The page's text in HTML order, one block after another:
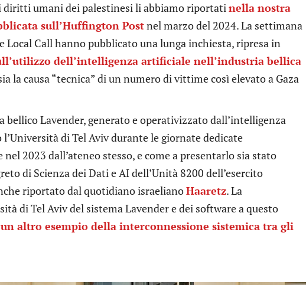
diritti umani dei palestinesi li abbiamo riportatinella nostra
sull’Huffington Postnel marzo del 2024. La settimana
Local Call hanno pubblicato una lunga inchiesta, ripresa in
dell’intelligenza artificiale nell’industria bellica
la causa “tecnica” di un numero di vittime così elevato a Gaza
Lavender, generato e operativizzato dall’intelligenza
di Tel Aviv durante le giornate dedicate
2023 dall’ateneo stesso, e come a presentarlo sia stato
di Scienza dei Dati e AI dell’Unità 8200 dell’esercito
riportato dal quotidiano israelianoHaaretz. La
di Tel Aviv del sistema Lavender e dei software a questo
un altro esempio della interconnessione sistemica tra gli